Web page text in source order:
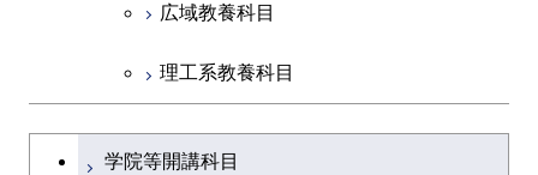
広域教養科目
理工系教養科目
学士課程を切り替える
学院等開講科目